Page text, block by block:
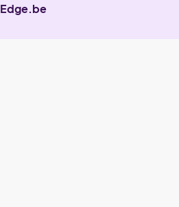
Edge.be